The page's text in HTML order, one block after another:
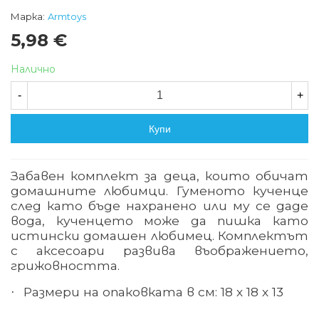
Марка: Armtoys
5,98 €
Налично
- +
Купи
Забавен комплект за деца, които обичат
домашните любимци. Гуменото кученце
след като бъде нахранено или му се даде
вода, кученцето може да пишка като
истински домашен любимец. Комплектът
с аксесоари развива въображението,
грижовността.
· Размери на опаковката в см: 18 х 18 х 13